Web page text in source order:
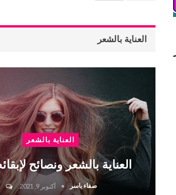
العناية بالشعر
العناية بالشعر
العناية بالشعر ونصائح
صفاء ياسر أكتوبر 9, 2021